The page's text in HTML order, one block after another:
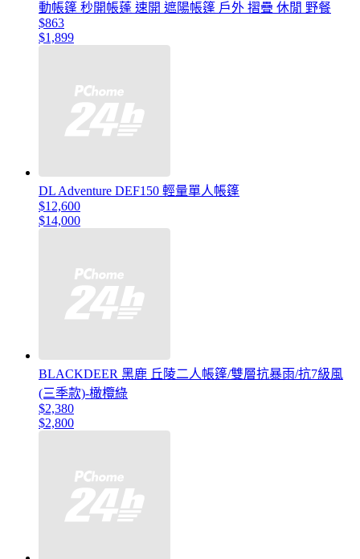
動帳篷 秒開帳蓬 速開 遮陽帳篷 戶外 摺疊 休閒 野餐
$863
$1,899
DL Adventure DEF150 輕量單人帳篷
$12,600
$14,000
BLACKDEER 黑鹿 丘陵二人帳篷/雙層抗暴雨/抗7級風
(三季款)-橄欖綠
$2,380
$2,800